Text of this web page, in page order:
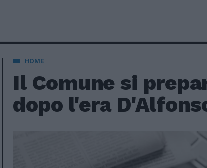
HOME
Il Comune si
dopo l'era